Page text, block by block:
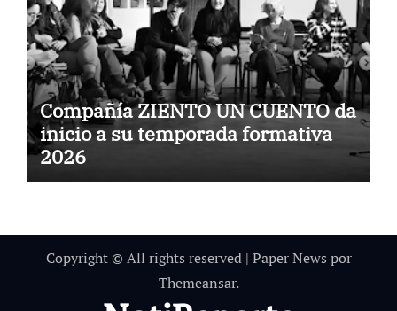
Compañía ZIENTO UN CUENTO da
inicio a su temporada formativa
2026
Copyright © All rights reserved | Paper News por
Themeansar.